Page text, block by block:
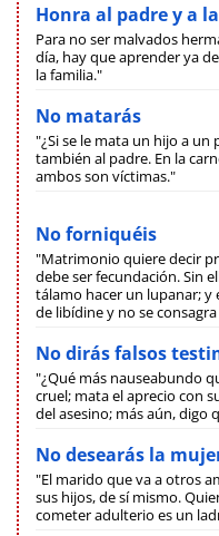
Honra al padre y a
Para no ser malvados
día, hay que aprender ya
la familia."
No matarás
"¿Si se le mata un hijo a un
también al padre. En la
ambos son víctimas."
No forniquéis
"Matrimonio quiere decir
debe ser fecundación. Sin
tálamo hacer un lupanar; y
de libídine y no se
No dirás falsos
"¿Qué más nauseabundo
cruel; mata el aprecio con
del asesino; más aún, digo
No desearás la
"El marido que va a otros
sus hijos, de sí mismo.
cometer adulterio es un